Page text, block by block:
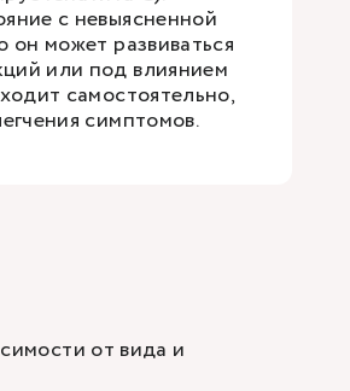
с невыясненной
он может развиваться
или под влиянием
самостоятельно,
симптомов.
от вида и